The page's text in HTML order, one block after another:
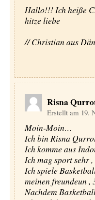
Hallo!!! Ich heiße
hitze liebe
// Christian aus
Risna
Erstellt am 19.
Moin-Moin…
Ich bin Risna
Ich komme aus
Ich mag sport sehr
Ich spiele
meinen freundeun ,
Nachdem